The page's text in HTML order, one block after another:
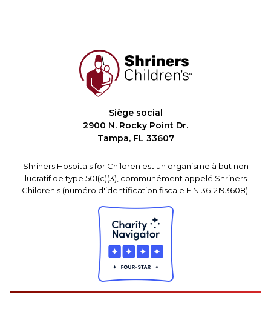
Siège social
2900 N. Rocky Point Dr.
Tampa, FL 33607
Shriners Hospitals for Children est un organisme à but non
lucratif de type 501(c)(3), communément appelé Shriners
Children's (numéro d'identification fiscale EIN 36-2193608).